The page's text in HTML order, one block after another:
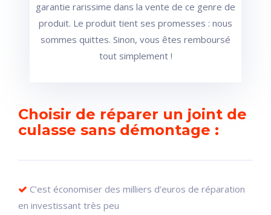
garantie rarissime dans la vente de ce genre de
produit. Le produit tient ses promesses : nous
sommes quittes. Sinon, vous êtes remboursé
tout simplement !
Choisir de réparer un joint de
culasse sans démontage :
C’est économiser des milliers d’euros de réparation
en investissant très peu